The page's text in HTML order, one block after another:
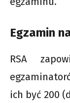
Egzamin
RSA
ich być 200